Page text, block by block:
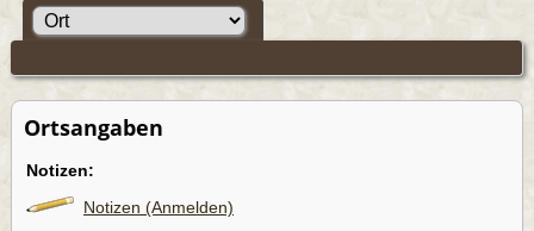
Ortsangaben
Notizen:
Notizen (Anmelden)